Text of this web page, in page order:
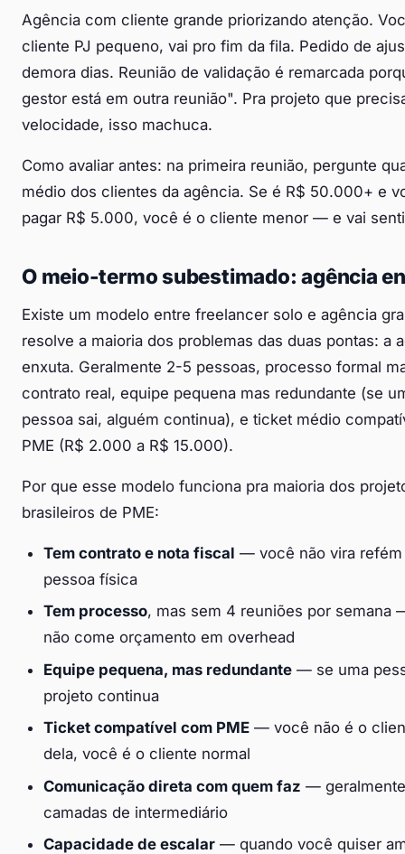
Agência com cliente grande priorizando atenção.
cliente PJ pequeno, vai pro fim da fila. Pedido de
demora dias. Reunião de validação é remarcada
gestor está em outra reunião". Pra projeto que
velocidade, isso machuca.
Como avaliar antes: na primeira reunião, pergunte
médio dos clientes da agência. Se é R$ 50.000+ e
pagar R$ 5.000, você é o cliente menor — e vai
O meio-termo subestimado: agência
Existe um modelo entre freelancer solo e agência
resolve a maioria dos problemas das duas pontas: a
enxuta. Geralmente 2-5 pessoas, processo formal
contrato real, equipe pequena mas redundante (se
pessoa sai, alguém continua), e ticket médio
PME (R$ 2.000 a R$ 15.000).
Por que esse modelo funciona pra maioria dos
brasileiros de PME:
Tem contrato e nota fiscal — você não vira refém
pessoa física
Tem processo, mas sem 4 reuniões por semana
não come orçamento em overhead
Equipe pequena, mas redundante — se uma
projeto continua
Ticket compatível com PME — você não é o
dela, você é o cliente normal
Comunicação direta com quem faz —
camadas de intermediário
Capacidade de escalar — quando você quiser